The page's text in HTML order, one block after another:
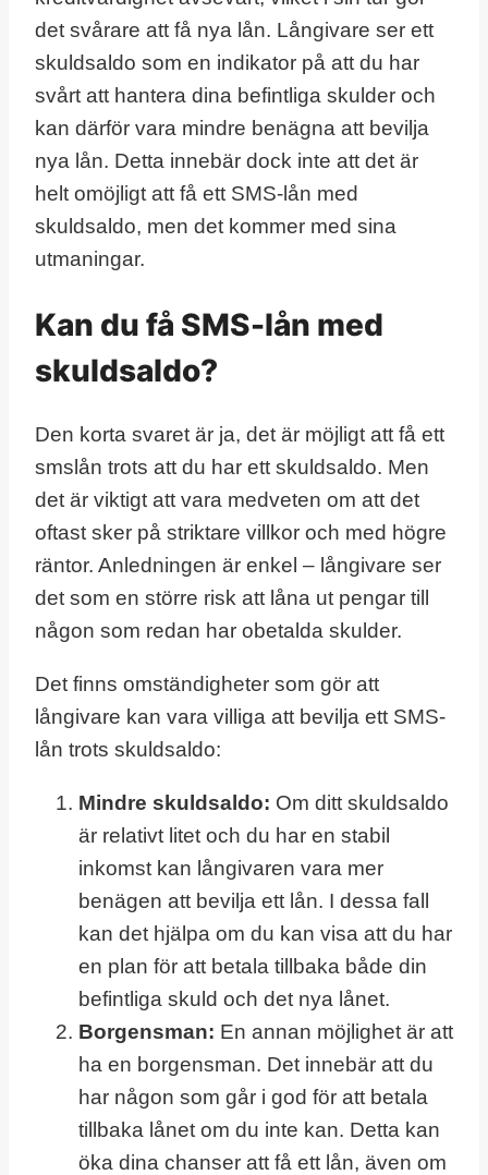
det svårare att få nya lån. Långivare ser ett
skuldsaldo som en indikator på att du har
svårt att hantera dina befintliga skulder och
kan därför vara mindre benägna att bevilja
nya lån. Detta innebär dock inte att det är
helt omöjligt att få ett SMS-lån med
skuldsaldo, men det kommer med sina
utmaningar.
Kan du få SMS-lån med
skuldsaldo?
Den korta svaret är ja, det är möjligt att få ett
smslån trots att du har ett skuldsaldo. Men
det är viktigt att vara medveten om att det
oftast sker på striktare villkor och med högre
räntor. Anledningen är enkel – långivare ser
det som en större risk att låna ut pengar till
någon som redan har obetalda skulder.
Det finns omständigheter som gör att
långivare kan vara villiga att bevilja ett SMS-
lån trots skuldsaldo:
Mindre skuldsaldo: Om ditt skuldsaldo
är relativt litet och du har en stabil
inkomst kan långivaren vara mer
benägen att bevilja ett lån. I dessa fall
kan det hjälpa om du kan visa att du har
en plan för att betala tillbaka både din
befintliga skuld och det nya lånet.
Borgensman: En annan möjlighet är att
ha en borgensman. Det innebär att du
har någon som går i god för att betala
tillbaka lånet om du inte kan. Detta kan
öka dina chanser att få ett lån, även om